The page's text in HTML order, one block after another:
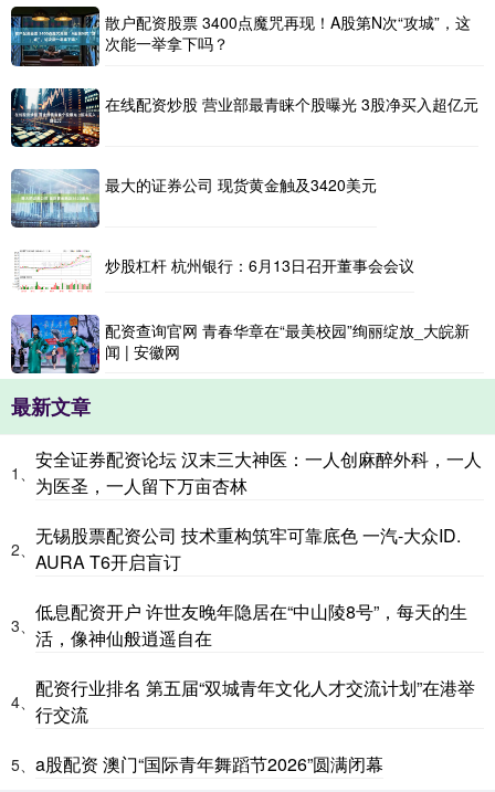
散户配资股票 3400点魔咒再现！A股第N次“攻城”，这
次能一举拿下吗？
在线配资炒股 营业部最青睐个股曝光 3股净买入超亿元
最大的证券公司 现货黄金触及3420美元
炒股杠杆 杭州银行：6月13日召开董事会会议
配资查询官网 青春华章在“最美校园”绚丽绽放_大皖新
闻 | 安徽网
最新文章
1、
安全证券配资论坛 汉末三大神医：一人创麻醉外科，一人
为医圣，一人留下万亩杏林
2、
无锡股票配资公司 技术重构筑牢可靠底色 一汽-大众ID.
AURA T6开启盲订
3、
低息配资开户 许世友晚年隐居在“中山陵8号”，每天的生
活，像神仙般逍遥自在
4、
配资行业排名 第五届“双城青年文化人才交流计划”在港举
行交流
5、 a股配资 澳门“国际青年舞蹈节2026”圆满闭幕